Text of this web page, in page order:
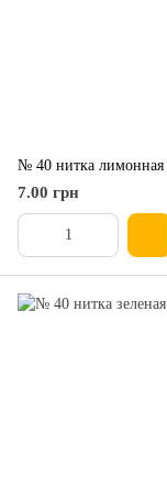
№ 40 нитка лимонная
7.00 грн